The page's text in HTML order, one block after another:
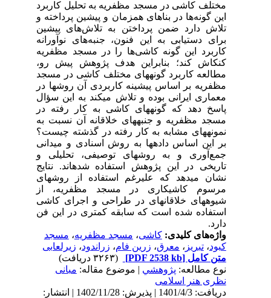
مختلف کاشی در مسجد مظفریه به تحلیل کاربرد
این گونه‌ها در بناهای همزمان و پیشین پرداخته و
تلاش دارد ضمن پرداختن به تلاش‌های پیشین
برای دستیابی به این فنون، جنبه‌های نوآورانه
کاربرد این گونه کاشی‌ها را در مسجد مظفریه
کنکاش کند؛ بنابراین هدف پژوهش پیش رو،
مطالعه کاربرد گونههای مختلف کاشی در مسجد
مظفریه بر اساس پیشینه کاربردی آن روشها در
معماری ایرانی بوده و تلاش میکند به این سؤال
پاسخ دهد که گونههای کاشی به کار رفته در
مسجد مظفریه و جنبههای خلاقانه آن نسبت به
نمونههای مشابه به کار رفته در گذشته چیست؟
بر این اساس دادهها به روش اسنادی و میدانی
جمع‌آوری و به روشهای توصیفی، تحلیلی و
تاریخی در این پژوهش استفاده شدهاند. نتایج
نشان میدهد که علیرغم استفاده از روشهای
مرسوم کاشیکاری در مسجد مظفریه، از
شیوههای خلاقانهای در طراحی و اجرای کاشی
استفاده شده است که سابقه کمتری در این فن
واژه‌های کلیدی:کاشی،مسجد مظفریه،مسجد
تبریز،معرق، زرین فام ،زراندود، زیرلعابی
متن کامل[PDF 2538 kb]
(۳۲۶۳ دریافت)
نوع مطالعه: پژوهشي | موضوع مقاله:مبانی
نظری هنر اسلامی
دریافت: 1401/4/3 | پذیرش: 1402/11/28 | انتشار: